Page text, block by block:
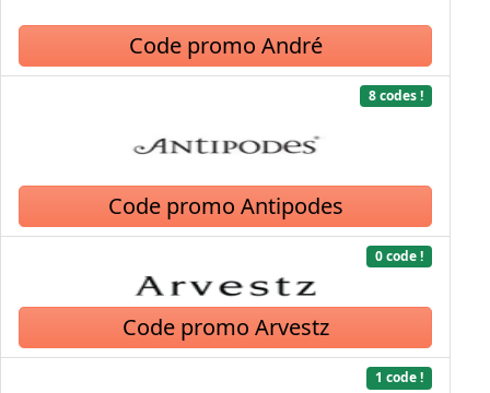
Code promo André
8 codes !
Code promo Antipodes
0 code !
Code promo Arvestz
1 code !